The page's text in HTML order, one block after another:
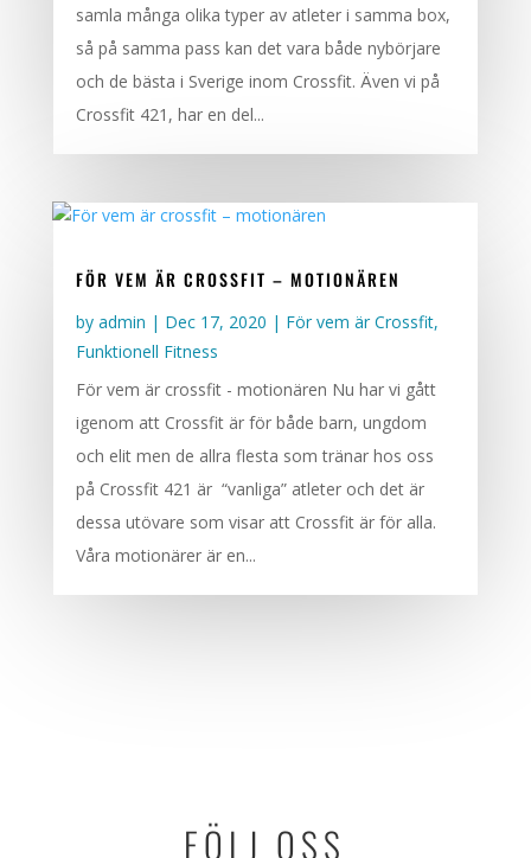
samla många olika typer av atleter i samma box,
så på samma pass kan det vara både nybörjare
och de bästa i Sverige inom Crossfit. Även vi på
Crossfit 421, har en del...
FÖR VEM ÄR CROSSFIT – MOTIONÄREN
by admin | Dec 17, 2020 | För vem är Crossfit,
Funktionell Fitness
För vem är crossfit - motionären Nu har vi gått
igenom att Crossfit är för både barn, ungdom
och elit men de allra flesta som tränar hos oss
på Crossfit 421 är “vanliga” atleter och det är
dessa utövare som visar att Crossfit är för alla.
Våra motionärer är en...
FÖLJ OSS